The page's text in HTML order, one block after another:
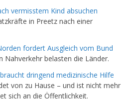
vermisstem Kind absuchen
in Preetz nach einer
fordert Ausgleich vom Bund
Nahverkehr belasten die Länder.
dringend medizinische Hilfe
von zu Hause – und ist nicht mehr
sich an die Öffentlichkeit.